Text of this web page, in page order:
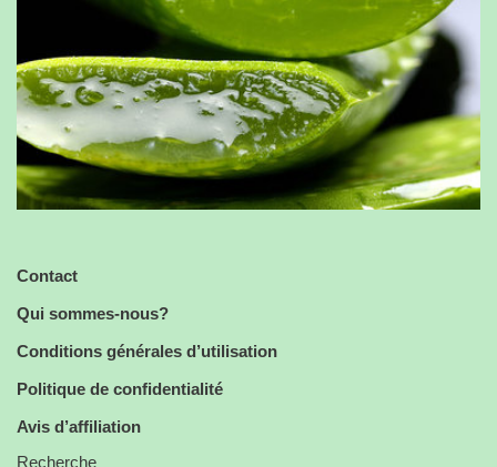
Contact
Qui sommes-nous?
Conditions générales d’utilisation
Politique de confidentialité
Avis d’affiliation
Recherche